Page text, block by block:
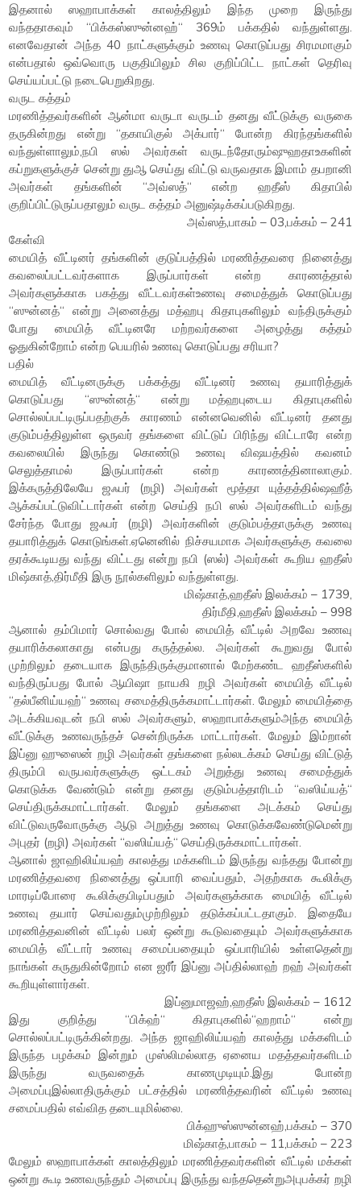
இதனால் ஸஹாபாக்கள் காலத்திலும் இந்த முறை இருந்து
வந்ததாகவும் “பிக்கஸ்ஸுன்னஹ்“ 369ம் பக்கதில் வந்துள்ளது.
எனவேதான் அந்த 40 நாட்களுக்கும் உணவு கொடுப்பது சிரமமாகும்
என்பதால் ஒவ்வொரு பகுதியிலும் சில குறிப்பிட்ட நாட்கள் தெரிவு
செய்யப்பட்டு நடைபெறுகிறது.
வருட கத்தம்
மரணித்தவர்களின் ஆன்மா வருடா வருடம் தனது வீட்டுக்கு வருகை
தருகின்றது என்று “தகாயிகுல் அக்பார்“ போன்ற கிரந்தங்களில்
வந்துள்ளாலும்,நபி ஸல் அவர்கள் வருடந்தோரும்ஷுஹதாஉகளின்
கப்றுகளுக்குச் சென்று துஆ செய்து விட்டு வருவதாக இமாம் தபறானி
அவர்கள் தங்களின் “அவ்ஸத்“ என்ற ஹதீஸ் கிதாபில்
குறிப்பிட்டுருப்பதாலும் வருட கத்தம் அனுஷ்டிக்கப்படுகிறது.
அவ்ஸத்,பாகம் – 03,பக்கம் – 241
கேள்வி
மையித் வீட்டினர் தங்களின் குடுப்பத்தில் மரணித்தவரை நினைத்து
கவலைப்பட்டவர்களாக இருப்பார்கள் என்ற காரணத்தால்
அவர்களுக்காக பகத்து வீட்டவர்கள்உணவு சமைத்துக் கொடுப்பது
“ஸுன்னத்“ என்று அனைத்து மத்ஹபு கிதாபுகளிலும் வந்திருக்கும்
போது மையித் வீட்டினரே மற்றவர்களை அழைத்து கத்தம்
ஓதுகின்றோம் என்ற பெயரில் உணவு கொடுப்பது சரியா?
பதில்
மையித் வீட்டினருக்கு பக்கத்து வீட்டினர் உணவு தயாரித்துக்
கொடுப்பது “ஸுன்னத்“ என்று மத்ஹபுடைய கிதாபுகளில்
சொல்லப்பட்டிருப்பதற்குக் காரணம் என்னவெனில் வீட்டினர் தனது
குடும்பத்திலுள்ள ஒருவர் தங்களை விட்டுப் பிரிந்து விட்டாரே என்ற
கவலையில் இருந்து கொண்டு உணவு விஷயத்தில் கவனம்
செலுத்தாமல் இருப்பார்கள் என்ற காரணத்தினாலாகும்.
இக்கருத்திலேயே ஜஃபர் (றழி) அவர்கள் மூத்தா யுத்தத்தில்ஷஹீத்
ஆக்கப்பட்டுவிட்டார்கள் என்ற செய்தி நபி ஸல் அவர்களிடம் வந்து
சேர்ந்த போது ஜஃபர் (றழி) அவர்களின் குடும்பத்தாருக்கு உணவு
தயாரித்துக் கொடுங்கள்.ஏனெனில் நிச்சயமாக அவர்களுக்கு கவலை
தரக்கூடியது வந்து விட்டது என்று நபி (ஸல்) அவர்கள் கூறிய ஹதீஸ்
மிஷ்காத்,திர்மீதி இரு நூல்களிலும் வந்துள்ளது.
மிஷ்காத்,ஹதீஸ் இலக்கம் – 1739,
திர்மீதி,ஹதீஸ் இலக்கம் – 998
ஆனால் தம்பிமார் சொல்வது போல் மையித் வீட்டில் அறவே உணவு
தயாரிக்கலாகாது என்பது கருத்தல்ல. அவர்கள் கூறுவது போல்
முற்றிலும் தடையாக இருந்திருக்குமானால் மேற்கண்ட ஹதீஸ்களில்
வந்திருப்பது போல் ஆயிஷா நாயகி றழி அவர்கள் மையித் வீட்டில்
“தல்பீனிய்யஹ்“ உணவு சமைத்திருக்கமாட்டார்கள். மேலும் மையித்தை
அடக்கியவுடன் நபி ஸல் அவர்களும், ஸஹாபாக்களும்அந்த மையித்
வீட்டுக்கு உணவருந்தச் சென்றிருக்க மாட்டார்கள். மேலும் இம்றான்
இப்னு ஹுஸைன் றழி அவர்கள் தங்களை நல்லடக்கம் செய்து விட்டுத்
திரும்பி வருபவர்களுக்கு ஒட்டகம் அறுத்து உணவு சமைத்துக்
கொடுக்க வேண்டும் என்று தனது குடும்பத்தாரிடம் “வஸிய்யத்“
செய்திருக்கமாட்டார்கள். மேலும் தங்களை அடக்கம் செய்து
விட்டுவருவோருக்கு ஆடு அறுத்து உணவு கொடுக்கவேண்டுமென்று
அபுதர் (றழி) அவர்கள் “வஸிய்யத்“ செய்திருக்கமாட்டார்கள்.
ஆனால் ஜாஹிலிய்யஹ் காலத்து மக்களிடம் இருந்து வந்தது போன்று
மரணித்தவரை நினைத்து ஒப்பாரி வைப்பதும், அதற்காக கூலிக்கு
மாரடிப்போரை கூலிக்குபிடிப்பதும் அவர்களுக்காக மையித் வீட்டில்
உணவு தயார் செய்வதும்முற்றிலும் தடுக்கப்பட்டதாகும். இதையே
மரணித்தவனின் வீட்டில் பலர் ஒன்று கூடுவதையும் அவர்களுக்காக
மையித் வீட்டார் உணவு சமைப்பதையும் ஒப்பாரியில் உள்ளதென்று
நாங்கள் கருதுகின்றோம் என ஜரீர் இப்னு அப்தில்லாஹ் றஹ் அவர்கள்
கூறியுள்ளார்கள்.
இப்னுமாஜஹ்,ஹதீஸ் இலக்கம் – 1612
இது குறித்து “பிக்ஹ்“ கிதாபுகளில்“ஹறாம்“ என்று
சொல்லப்பட்டிருக்கின்றது. அந்த ஜாஹிலிய்யஹ் காலத்து மக்களிடம்
இருந்த பழக்கம் இன்றும் முஸ்லிமல்லாத ஏனைய மதத்தவர்களிடம்
இருந்து வருவதைக் காணமுடியும்.இது போன்ற
அமைப்புஇல்லாதிருக்கும் பட்சத்தில் மரணித்தவரின் வீட்டில் உணவு
சமைப்பதில் எவ்வித தடையுமில்லை.
பிக்ஹுஸ்ஸுன்னஹ்,பக்கம் – 370
மிஷ்காத்,பாகம் – 11,பக்கம் – 223
மேலும் ஸஹாபாக்கள் காலத்திலும் மரணித்தவர்களின் வீட்டில் மக்கள்
ஒன்று கூடி உணவருந்தும் அமைப்பு இருந்து வந்ததென்றுஅபுபக்கர் றழி